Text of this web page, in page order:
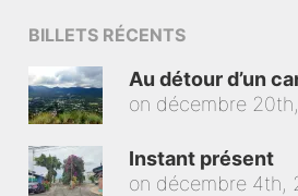
BILLETS RÉCENTS
Au détour d’un
on décembre
Instant présent
on décembre 4th,